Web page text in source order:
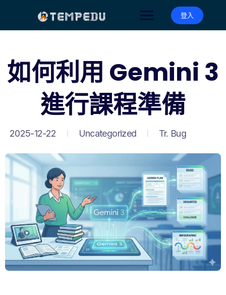
登入
如何利用 Gemini 3
進行課程準備
2025-12-22 Uncategorized Tr. Bug